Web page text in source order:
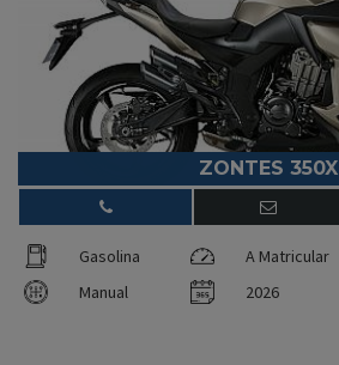
ZONTES 350X
Gasolina A Matricular
Manual
2026